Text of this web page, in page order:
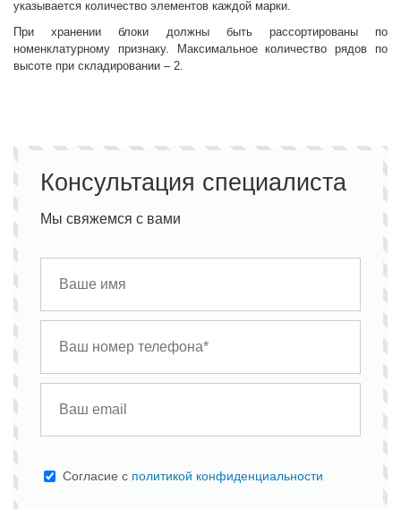
указывается количество элементов каждой марки.
При хранении блоки должны быть рассортированы по
номенклатурному признаку. Максимальное количество рядов по
высоте при складировании – 2.
Консультация специалиста
Мы свяжемся с вами
Cогласие с политикой конфиденциальности